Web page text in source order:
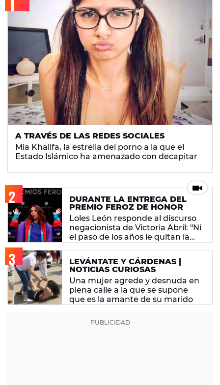
A TRAVÉS DE LAS REDES SOCIALES
Mia Khalifa, la estrella del porno a la que el
Estado Islámico ha amenazado con decapitar
DURANTE LA ENTREGA DEL
PREMIO FEROZ DE HONOR
Loles León responde al discurso
negacionista de Victoria Abril: "Ni
el paso de los años le quitan la
LEVÁNTATE Y CÁRDENAS |
NOTICIAS CURIOSAS
Una mujer agrede y desnuda en
plena calle a la que se supone
que es la amante de su marido